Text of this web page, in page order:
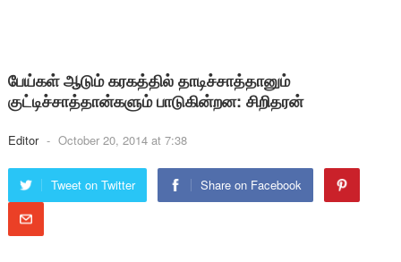
பேய்கள் ஆடும் கரகத்தில் தாடிச்சாத்தானும்
குட்டிச்சாத்தான்களும் பாடுகின்றன: சிறிதரன்
Editor - October 20, 2014 at 7:38
Tweet on Twitter Share on Facebook